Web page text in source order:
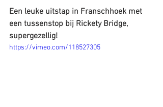
Een leuke uitstap in Franschhoek met
een tussenstop bij Rickety Bridge,
supergezellig!
https://vimeo.com/118527305